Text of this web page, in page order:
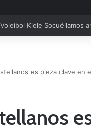
Deportiva refuerza su
es pieza clave